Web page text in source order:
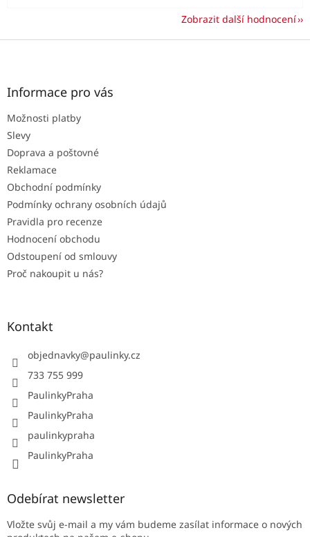
Zobrazit další hodnocení
Z
Informace pro vás
Možnosti platby
Slevy
Doprava a poštovné
Reklamace
Obchodní podmínky
Podmínky ochrany osobních údajů
Pravidla pro recenze
Hodnocení obchodu
Odstoupení od smlouvy
Proč nakoupit u nás?
Kontakt
objednavky@paulinky.cz
733 755 999
PaulinkyPraha
PaulinkyPraha
paulinkypraha
PaulinkyPraha
Odebírat newsletter
Vložte svůj e-mail a my vám budeme zasílat informace o nových